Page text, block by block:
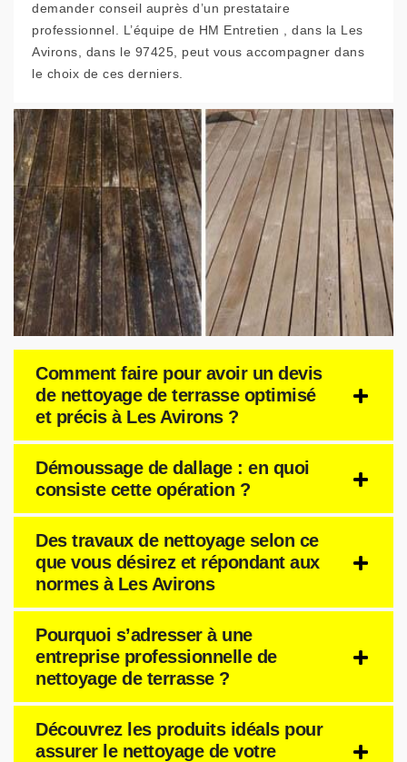
demander conseil auprès d’un prestataire
professionnel. L’équipe de HM Entretien , dans la Les
Avirons, dans le 97425, peut vous accompagner dans
le choix de ces derniers.
Comment faire pour avoir un devis
de nettoyage de terrasse optimisé
et précis à Les Avirons ?
Démoussage de dallage : en quoi
consiste cette opération ?
Des travaux de nettoyage selon ce
que vous désirez et répondant aux
normes à Les Avirons
Pourquoi s’adresser à une
entreprise professionnelle de
nettoyage de terrasse ?
Découvrez les produits idéals pour
assurer le nettoyage de votre